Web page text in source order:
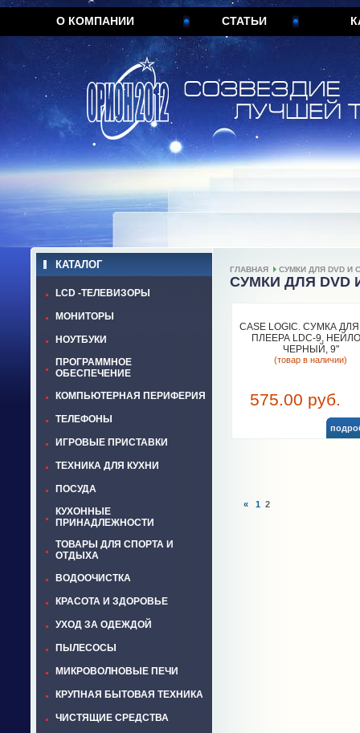
О КОМПАНИИ СТАТЬИ
КАТАЛОГ
LCD -ТЕЛЕВИЗОРЫ
МОНИТОРЫ
НОУТБУКИ
ПРОГРАММНОЕ
ОБЕСПЕЧЕНИЕ
КОМПЬЮТЕРНАЯ ПЕРИФЕРИЯ
ТЕЛЕФОНЫ
ИГРОВЫЕ ПРИСТАВКИ
ТЕХНИКА ДЛЯ КУХНИ
ПОСУДА
КУХОННЫЕ
ПРИНАДЛЕЖНОСТИ
ТОВАРЫ ДЛЯ СПОРТА И
ОТДЫХА
ВОДООЧИСТКА
КРАСОТА И ЗДОРОВЬЕ
УХОД ЗА ОДЕЖДОЙ
ПЫЛЕСОСЫ
МИКРОВОЛНОВЫЕ ПЕЧИ
КРУПНАЯ БЫТОВАЯ ТЕХНИКА
ЧИСТЯЩИЕ СРЕДСТВА
ГЛАВНАЯ СУМКИ ДЛЯ DVD И
СУМКИ ДЛЯ DVD
CASE LOGIC. СУМКА ДЛЯ
ПЛЕЕРА LDC-9,
ЧЕРНЫЙ, 9"
(товар в наличии)
575.00 руб.
« 1 2